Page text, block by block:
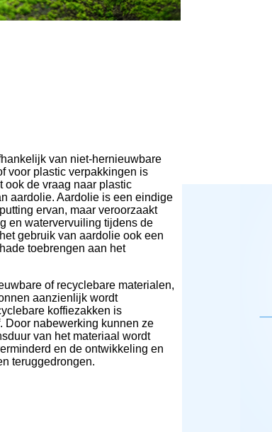
van niet-hernieuwbare
voor plastic verpakkingen is
ook de vraag naar plastic
aardolie. Aardolie is een eindige
ervan, maar veroorzaakt
en watervervuiling tijdens de
gebruik van aardolie ook een
toebrengen aan het
of recyclebare materialen,
aanzienlijk wordt
koffiezakken is
Door nabewerking kunnen ze
van het materiaal wordt
en de ontwikkeling en
teruggedrongen.